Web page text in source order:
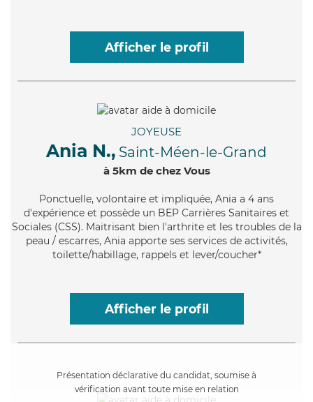
Afficher le profil
JOYEUSE
Ania N., Saint-Méen-le-Grand
à 5km de chez Vous
Ponctuelle, volontaire et impliquée, Ania a 4 ans
d'expérience et possède un BEP Carrières Sanitaires et
Sociales (CSS). Maitrisant bien l'arthrite et les troubles de la
peau / escarres, Ania apporte ses services de activités,
toilette/habillage, rappels et lever/coucher*
Afficher le profil
Présentation déclarative du candidat, soumise à
vérification avant toute mise en relation